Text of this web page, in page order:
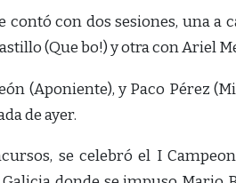
contó con dos sesiones, una a
(Que bo!) y otra con Ariel
(Aponiente), y Paco Pérez
de ayer.
se celebró el I